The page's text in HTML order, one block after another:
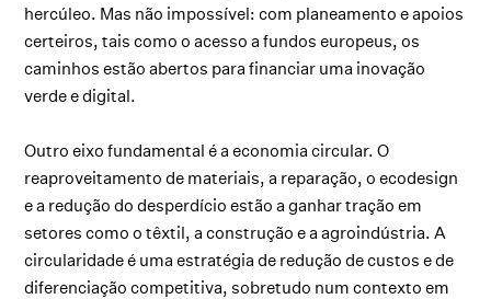
hercúleo. Mas não impossível: com planeamento e apoios
certeiros, tais como o acesso a fundos europeus, os
caminhos estão abertos para financiar uma inovação
verde e digital.
Outro eixo fundamental é a economia circular. O
reaproveitamento de materiais, a reparação, o ecodesign
e a redução do desperdício estão a ganhar tração em
setores como o têxtil, a construção e a agroindústria. A
circularidade é uma estratégia de redução de custos e de
diferenciação competitiva, sobretudo num contexto em